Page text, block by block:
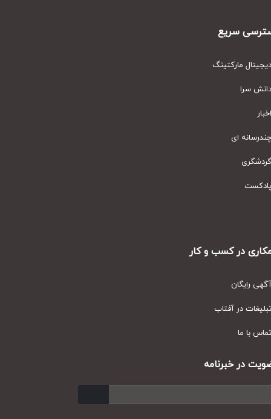
سریع
مارکتینگ
سرا
ای
در کسب و کار
رایگان
در آفتاب
با ما
در خبرنامه